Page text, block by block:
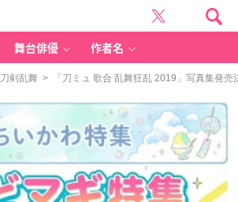
舞台俳優 作者名
刀剣乱舞 > 「刀ミュ 歌合 乱舞狂乱 2019」写真集発